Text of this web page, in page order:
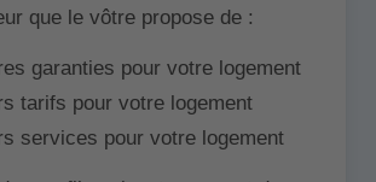
que le vôtre propose de :
garanties pour votre logement
tarifs pour votre logement
services pour votre logement